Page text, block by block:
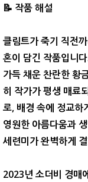
📝 작품 해설
클림트가 죽기 직전
혼이 담긴 작품입니
가득 채운 찬란한 황
히 작가가 평생 매료
로, 배경 속에 정교하
영원한 아름다움과
세련미가 완벽하게
2023년 소더비 경매